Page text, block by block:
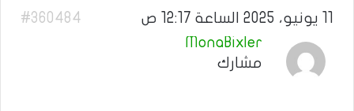
#360484
MonaBixler
مشارك